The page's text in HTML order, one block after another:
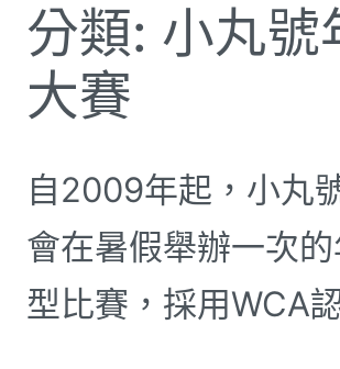
分類: 小丸號
大賽
自2009年起，小丸
會在暑假舉辦一次
型比賽，採用WCA